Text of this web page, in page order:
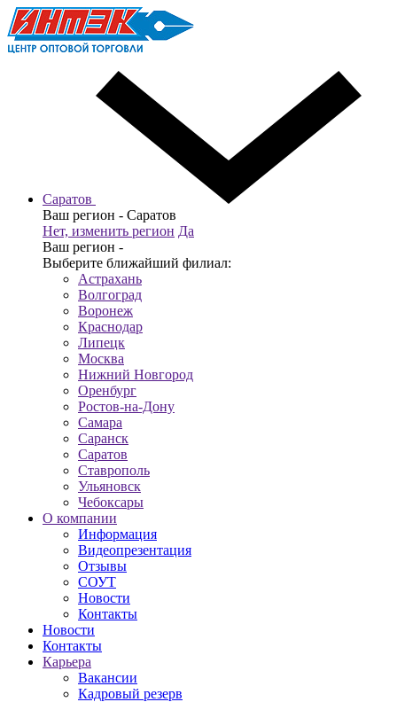
Саратов
Ваш регион - Саратов
Нет, изменить регион Да
Ваш регион -
Выберите ближайший филиал:
Астрахань
Волгоград
Воронеж
Краснодар
Липецк
Москва
Нижний Новгород
Оренбург
Ростов-на-Дону
Самара
Саранск
Саратов
Ставрополь
Ульяновск
Чебоксары
О компании
Информация
Видеопрезентация
Отзывы
СОУТ
Новости
Контакты
Новости
Контакты
Карьера
Вакансии
Кадровый резерв